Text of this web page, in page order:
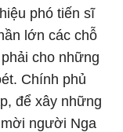
phó tiến sĩ
lớn các chỗ
cho những
Chính phủ
để xây những
người Nga